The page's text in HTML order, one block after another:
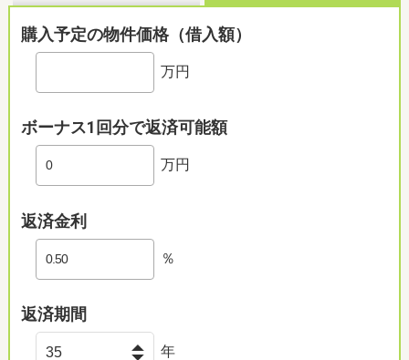
購入予定の物件価格（借入額）
万円
ボーナス1回分で返済可能額
万円
返済金利
％
返済期間
年